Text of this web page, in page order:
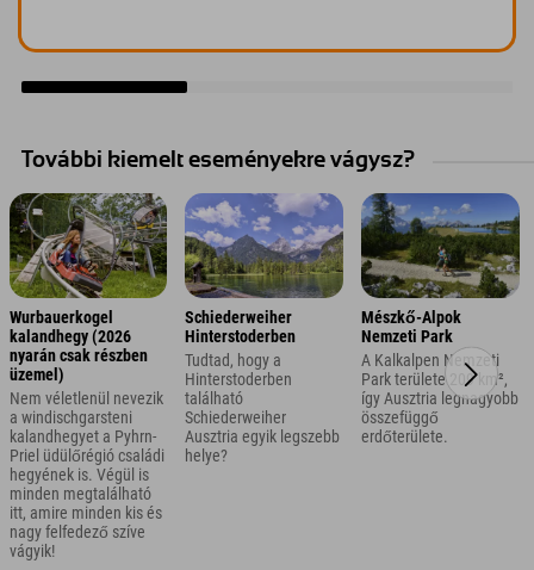
További kiemelt eseményekre vágysz?
Wurbauerkogel
kalandhegy (2026
nyarán csak részben
üzemel)
Nem véletlenül nevezik
a windischgarsteni
kalandhegyet a Pyhrn-
Priel üdülőrégió családi
hegyének is. Végül is
minden megtalálható
itt, amire minden kis és
nagy felfedező szíve
vágyik!
Schiederweiher
Hinterstoderben
Tudtad, hogy a
Hinterstoderben
található
Schiederweiher
Ausztria egyik legszebb
helye?
Mészkő-Alpok
Nemzeti Park
A Kalkalpen Nemzeti
Park területe 209 km²,
így Ausztria legnagyobb
összefüggő
erdőterülete.